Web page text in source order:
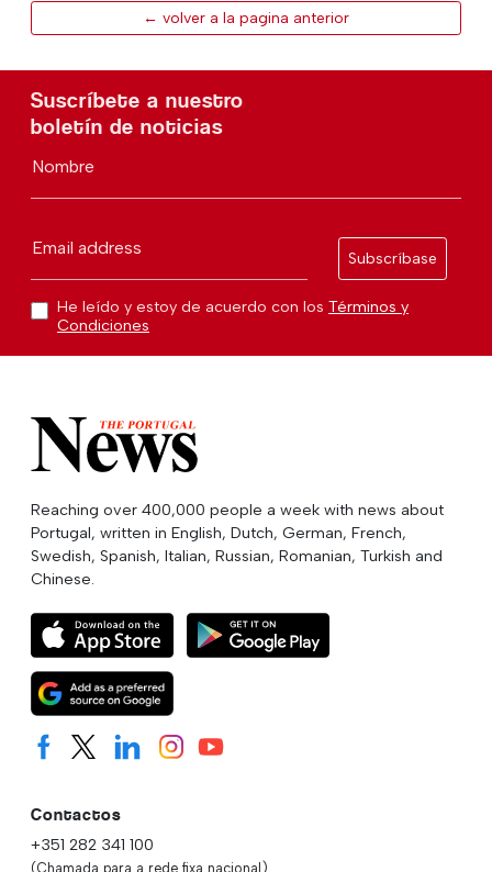
← volver a la pagina anterior
Suscríbete a nuestro
boletín de noticias
Nombre
Email address
Subscríbase
He leído y estoy de acuerdo con los Términos y
Condiciones
Reaching over 400,000 people a week with news about
Portugal, written in English, Dutch, German, French,
Swedish, Spanish, Italian, Russian, Romanian, Turkish and
Chinese.
Contactos
+351 282 341 100
(Chamada para a rede fixa nacional)